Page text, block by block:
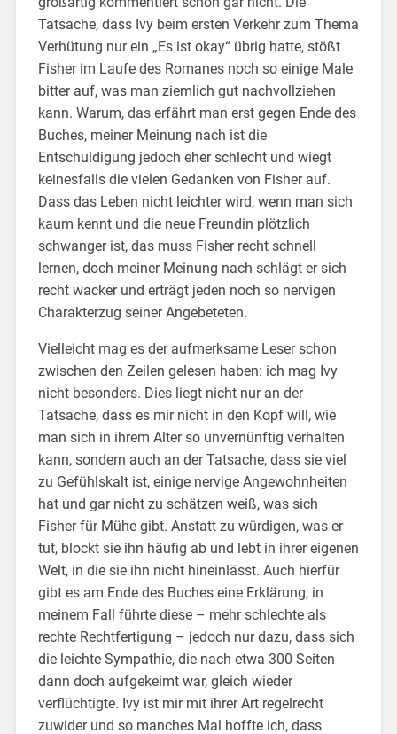
Tatsache, dass Ivy beim ersten Verkehr zum Thema
Verhütung nur ein „Es ist okay“ übrig hatte, stößt
Fisher im Laufe des Romanes noch so einige Male
bitter auf, was man ziemlich gut nachvollziehen
kann. Warum, das erfährt man erst gegen Ende des
Buches, meiner Meinung nach ist die
Entschuldigung jedoch eher schlecht und wiegt
keinesfalls die vielen Gedanken von Fisher auf.
Dass das Leben nicht leichter wird, wenn man sich
kaum kennt und die neue Freundin plötzlich
schwanger ist, das muss Fisher recht schnell
lernen, doch meiner Meinung nach schlägt er sich
recht wacker und erträgt jeden noch so nervigen
Charakterzug seiner Angebeteten.
Vielleicht mag es der aufmerksame Leser schon
zwischen den Zeilen gelesen haben: ich mag Ivy
nicht besonders. Dies liegt nicht nur an der
Tatsache, dass es mir nicht in den Kopf will, wie
man sich in ihrem Alter so unvernünftig verhalten
kann, sondern auch an der Tatsache, dass sie viel
zu Gefühlskalt ist, einige nervige Angewohnheiten
hat und gar nicht zu schätzen weiß, was sich
Fisher für Mühe gibt. Anstatt zu würdigen, was er
tut, blockt sie ihn häufig ab und lebt in ihrer eigenen
Welt, in die sie ihn nicht hineinlässt. Auch hierfür
gibt es am Ende des Buches eine Erklärung, in
meinem Fall führte diese – mehr schlechte als
rechte Rechtfertigung – jedoch nur dazu, dass sich
die leichte Sympathie, die nach etwa 300 Seiten
dann doch aufgekeimt war, gleich wieder
verflüchtigte. Ivy ist mir mit ihrer Art regelrecht
zuwider und so manches Mal hoffte ich, dass